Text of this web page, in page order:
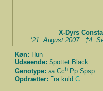
X-Dyrs
*21. August 2007 †4.
Køn: Hun
Udseende: Spottet Black
Genotype: aa Cch Pp Spsp
Opdrætter: Fra kuld C